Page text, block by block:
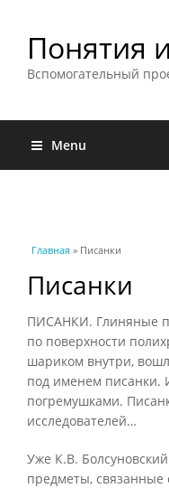
Понятия
Вспомогательный
Menu
Вы здесь
Главная » Писанки
Писанки
ПИСАНКИ. Глиняные
по поверхности
шариком внутри,
под именем писанки.
погремушками.
исследователей…
Уже К.В.
предметы, связанные